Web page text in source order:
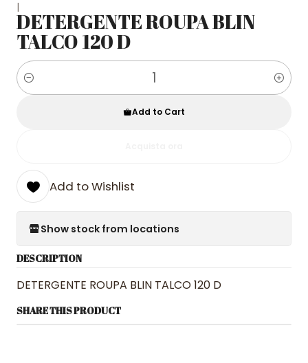
|
DETERGENTE ROUPA BLIN
TALCO 120 D
Quantity
Add to Cart
Add to Wishlist
Show stock from locations
DESCRIPTION
DETERGENTE ROUPA BLIN TALCO 120 D
SHARE THIS PRODUCT